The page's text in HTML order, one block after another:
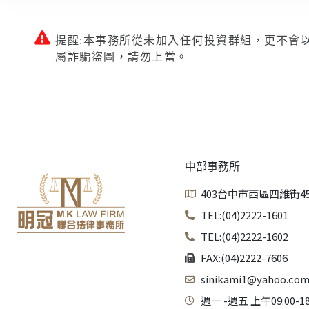
提醒:本事務所從未加入任何投資群組，更不會
屬詐騙盜圖，請勿上當。
中部事務所
403台中市西區四維街
TEL:(04)2222-1601
TEL:(04)2222-1602
FAX:(04)2222-7606
週一 -週五 上午09:00-